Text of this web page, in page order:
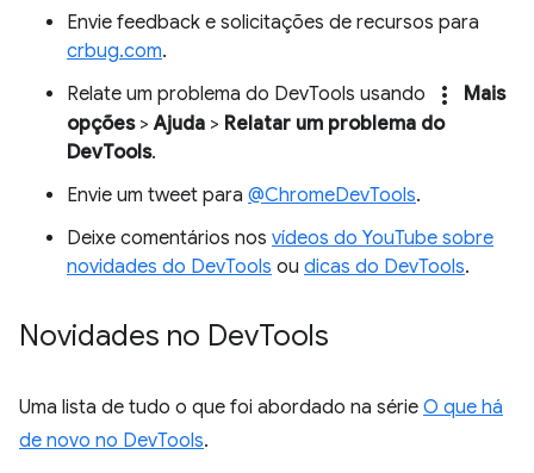
Envie feedback e solicitações de recursos para
crbug.com.
Relate um problema do DevTools usando
more_vert
Mais
opções>Ajuda > Relatar um problema do
DevTools.
Envie um tweet para @ChromeDevTools.
Deixe comentários nos vídeos do YouTube sobre
novidades do DevTools ou dicas do DevTools.
Novidades no DevTools
Uma lista de tudo o que foi abordado na série O que há
de novo no DevTools.